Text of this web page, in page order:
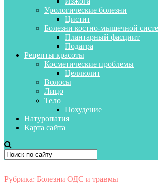
Урологические болезни
Цистит
Болезни костно-мышечной
Плантарный фасциит
Подагра
Рецепты красоты
Косметические проблемы
Целлюлит
Волосы
Лицо
Тело
Похудение
Натуропатия
Карта сайта
Рубрика: Болезни ОДС и травмы